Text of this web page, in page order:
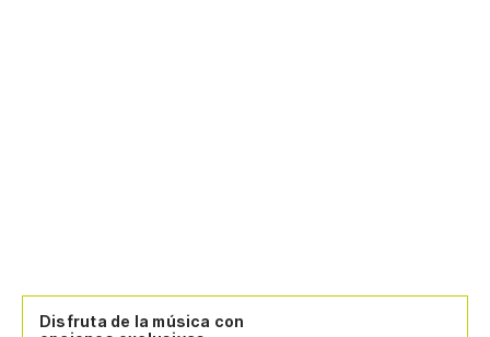
Disfruta de la música con